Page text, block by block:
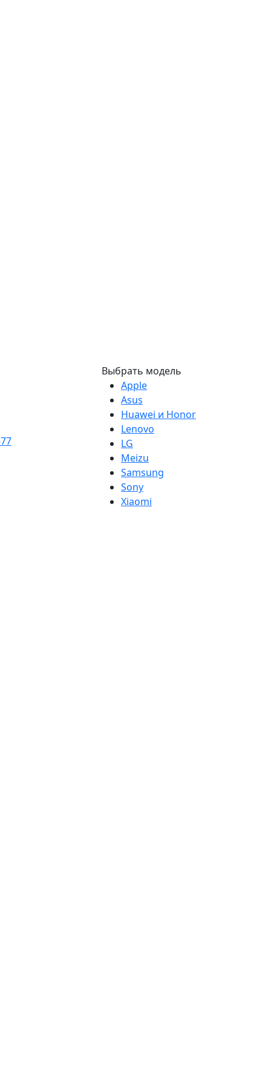
Выбрать модель
Apple
Asus
Huawei и Honor
Lenovo
LG
Meizu
Samsung
Sony
Xiaomi